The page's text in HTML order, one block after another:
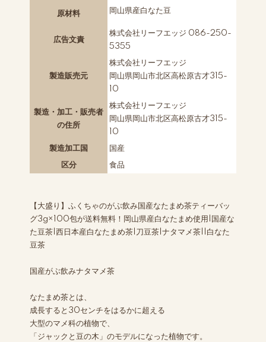
原材料 岡山県産白なた豆
広告文責
株式会社リーフエッジ 086-250-
5355
製造販売元
株式会社リーフエッジ
岡山県岡山市北区高松原古才315-
10
製造・加工・販売者
の住所
株式会社リーフエッジ
岡山県岡山市北区高松原古才315-
10
製造加工国
国産
区分
食品
【大盛り】ふくちゃのがぶ飲み国産なたまめ茶ティーバッ
グ3g×100包が送料無料！岡山県産白なたまめ使用|国産な
た豆茶|西日本産白なたまめ茶|刀豆茶|ナタマメ茶||白なた
豆茶
国産がぶ飲みナタマメ茶
なたまめ茶とは、
成長すると30センチをはるかに超える
大型のマメ科の植物で、
「ジャックと豆の木」のモデルになった植物です。